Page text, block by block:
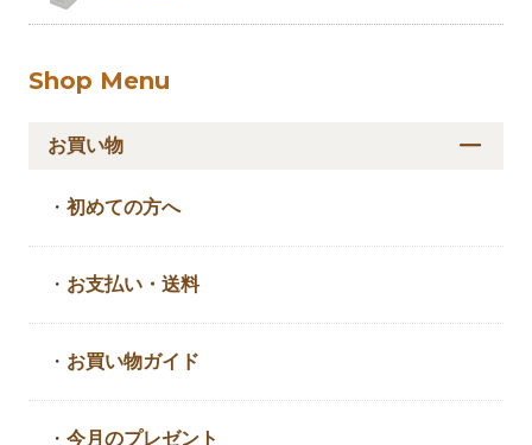
Shop Menu
お買い物
・初めての方へ
・ お支払い・送料
・ お買い物ガイド
・今月のプレゼント